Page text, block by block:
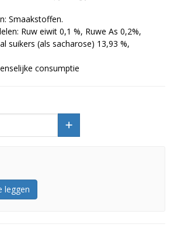
Smaakstoffen.
Ruw eiwit 0,1 %, Ruwe As 0,2%,
suikers (als sacharose) 13,93 %,
consumptie
leggen